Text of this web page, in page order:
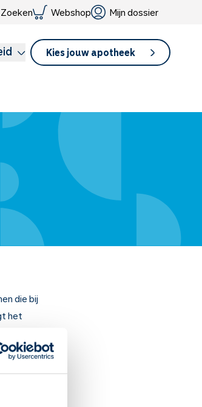
Zoeken Webshop Mijn dossier
Kies jouw apotheek
die bij
het